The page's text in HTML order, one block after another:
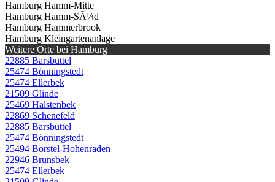
Hamburg Hamm-Mitte
Hamburg Hamm-SÃ¼d
Hamburg Hammerbrook
Hamburg Kleingartenanlage
Weitere Orte bei Hamburg
22885 Barsbüttel
25474 Bönningstedt
25474 Ellerbek
21509 Glinde
25469 Halstenbek
22869 Schenefeld
22885 Barsbüttel
25474 Bönningstedt
25494 Borstel-Hohenraden
22946 Brunsbek
25474 Ellerbek